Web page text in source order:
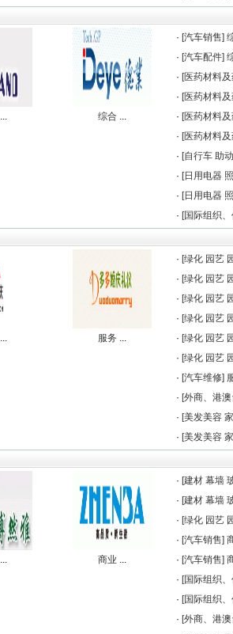
... 综合 ...
· [汽车销售]
· [汽车配件]
· [医药材料
· [医药材料
· [医药材料
· [医药材料
· [自行车 助
· [日用电器
· [日用电器
· [国际组织
... 服务 ...
· [绿化 园艺
· [绿化 园艺
· [绿化 园艺
· [绿化 园艺
· [绿化 园艺
· [绿化 园艺
· [汽车维修]
· [外商、港
· [美发美容
· [美发美容
... 商业 ...
· [建材 幕墙
· [建材 幕墙
· [绿化 园艺
· [汽车销售]
· [汽车销售]
· [国际组织
· [国际组织
· [外商、港